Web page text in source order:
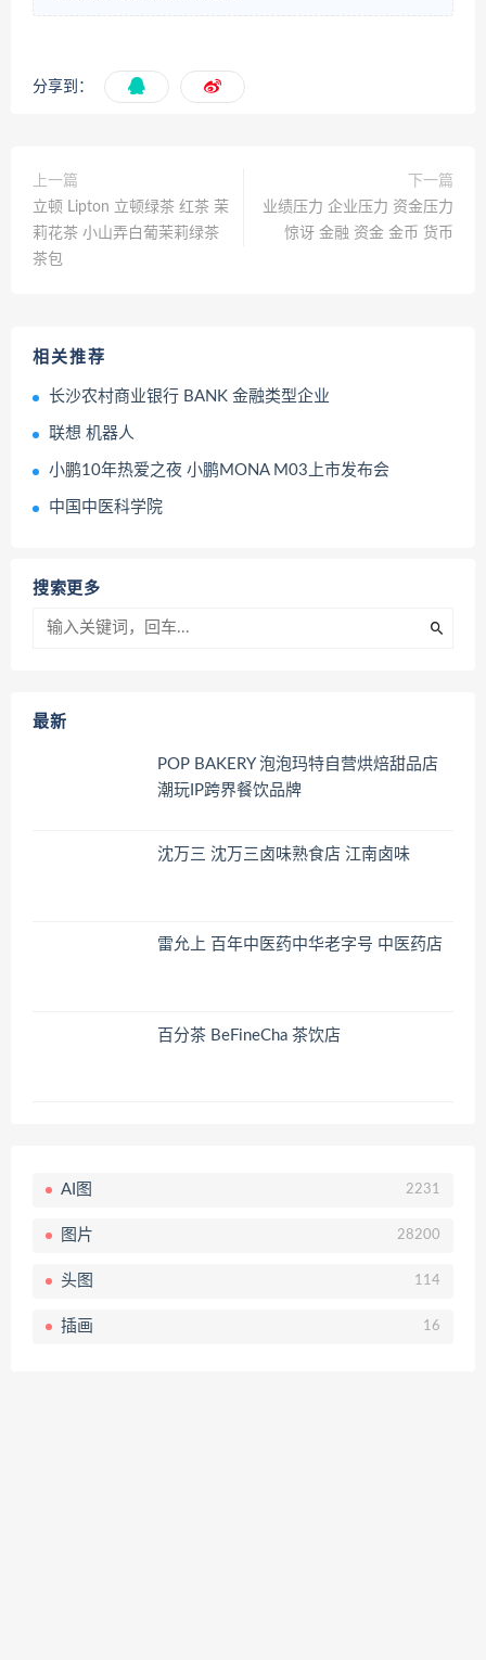
分享到：
上一篇
立顿 Lipton 立顿绿茶 红茶 茉
莉花茶 小山弄白葡茉莉绿茶
茶包
下一篇
业绩压力 企业压力 资金压力
惊讶 金融 资金 金币 货币
相关推荐
长沙农村商业银行 BANK 金融类型企业
联想 机器人
小鹏10年热爱之夜 小鹏MONA M03上市发布会
中国中医科学院
搜索更多
最新
POP BAKERY 泡泡玛特自营烘焙甜品店
潮玩IP跨界餐饮品牌
沈万三 沈万三卤味熟食店 江南卤味
雷允上 百年中医药中华老字号 中医药店
百分茶 BeFineCha 茶饮店
AI图 2231
图片 28200
头图 114
插画 16